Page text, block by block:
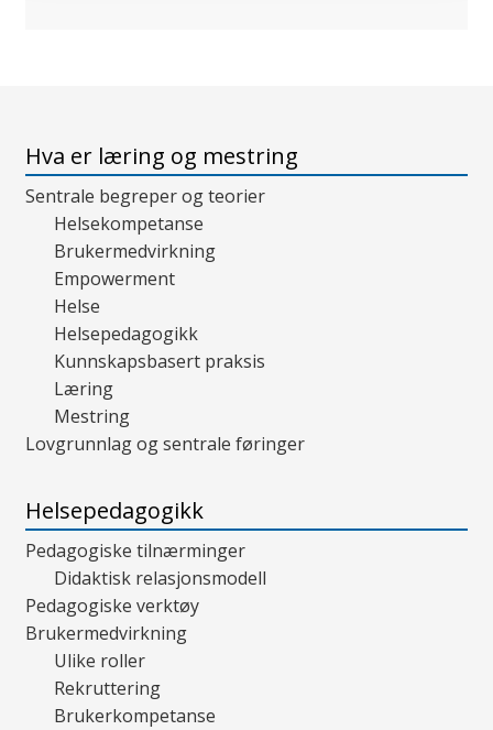
Hva er læring og mestring
Sentrale begreper og teorier
Helsekompetanse
Brukermedvirkning
Empowerment
Helse
Helsepedagogikk
Kunnskapsbasert praksis
Læring
Mestring
Lovgrunnlag og sentrale føringer
Helsepedagogikk
Pedagogiske tilnærminger
Didaktisk relasjonsmodell
Pedagogiske verktøy
Brukermedvirkning
Ulike roller
Rekruttering
Brukerkompetanse